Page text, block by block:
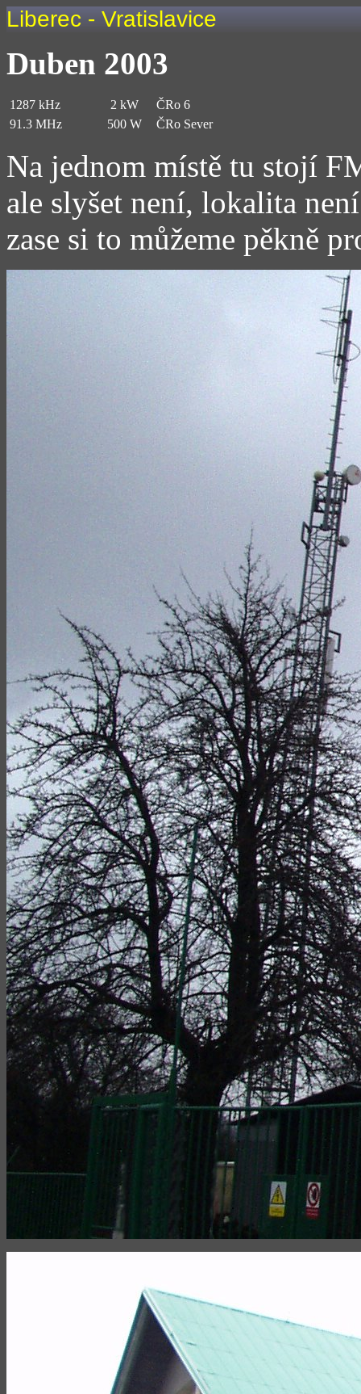
Liberec - Vratislavice
Duben 2003
1287 kHz 2 kW
ČRo 6
91.3 MHz
500 W ČRo Sever
Na jednom místě tu stojí
ale slyšet není, lokalita
zase si to můžeme pěkně